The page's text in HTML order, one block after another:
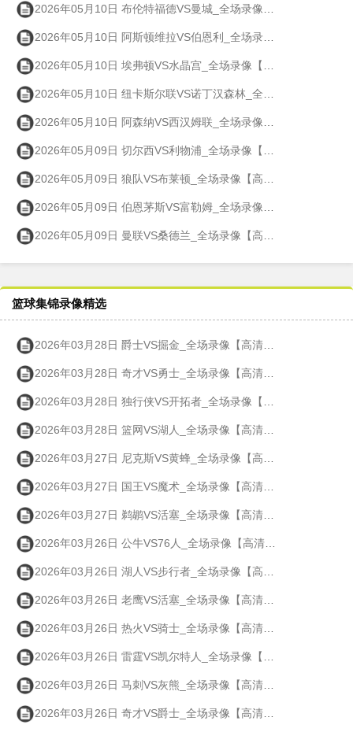
2026年05月10日 布伦特福德VS曼城_全场录像【高清回放】
2026年05月10日 阿斯顿维拉VS伯恩利_全场录像【高清回放】
2026年05月10日 埃弗顿VS水晶宫_全场录像【高清回放】
2026年05月10日 纽卡斯尔联VS诺丁汉森林_全场录像【高清回放】
2026年05月10日 阿森纳VS西汉姆联_全场录像【高清回放】
2026年05月09日 切尔西VS利物浦_全场录像【高清回放】
2026年05月09日 狼队VS布莱顿_全场录像【高清回放】
2026年05月09日 伯恩茅斯VS富勒姆_全场录像【高清回放】
2026年05月09日 曼联VS桑德兰_全场录像【高清回放】
篮球集锦录像精选
2026年03月28日 爵士VS掘金_全场录像【高清回放】
2026年03月28日 奇才VS勇士_全场录像【高清回放】
2026年03月28日 独行侠VS开拓者_全场录像【高清回放】
2026年03月28日 篮网VS湖人_全场录像【高清回放】
2026年03月27日 尼克斯VS黄蜂_全场录像【高清回放】
2026年03月27日 国王VS魔术_全场录像【高清回放】
2026年03月27日 鹈鹕VS活塞_全场录像【高清回放】
2026年03月26日 公牛VS76人_全场录像【高清回放】
2026年03月26日 湖人VS步行者_全场录像【高清回放】
2026年03月26日 老鹰VS活塞_全场录像【高清回放】
2026年03月26日 热火VS骑士_全场录像【高清回放】
2026年03月26日 雷霆VS凯尔特人_全场录像【高清回放】
2026年03月26日 马刺VS灰熊_全场录像【高清回放】
2026年03月26日 奇才VS爵士_全场录像【高清回放】